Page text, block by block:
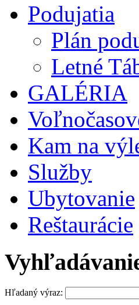
Podujatia
Plán
Letné
GALÉRIA
Kam na
Služby
Ubytovanie
Reštaurácie
Hľadaný výraz: